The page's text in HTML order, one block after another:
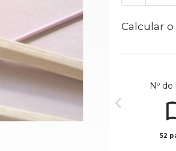
Calcular
Nº
52